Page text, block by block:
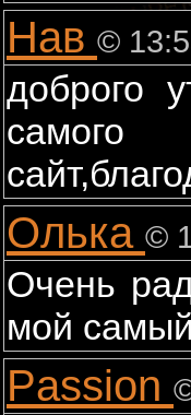
Нав ©
доброго
самого
Олька ©
Очень
мой
Passion